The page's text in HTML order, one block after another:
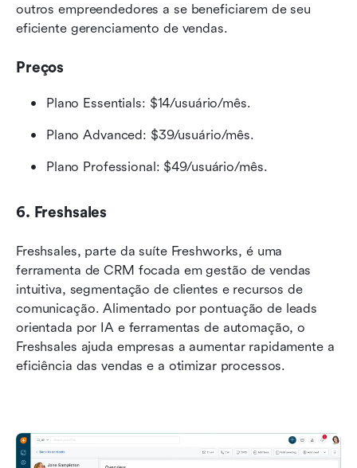
outros empreendedores a se beneficiarem de seu
eficiente gerenciamento de vendas.
Preços
Plano Essentials: $14/usuário/mês.
Plano Advanced: $39/usuário/mês.
Plano Professional: $49/usuário/mês.
6. Freshsales
Freshsales, parte da suíte Freshworks, é uma
ferramenta de CRM focada em gestão de vendas
intuitiva, segmentação de clientes e recursos de
comunicação. Alimentado por pontuação de leads
orientada por IA e ferramentas de automação, o
Freshsales ajuda empresas a aumentar rapidamente a
eficiência das vendas e a otimizar processos.